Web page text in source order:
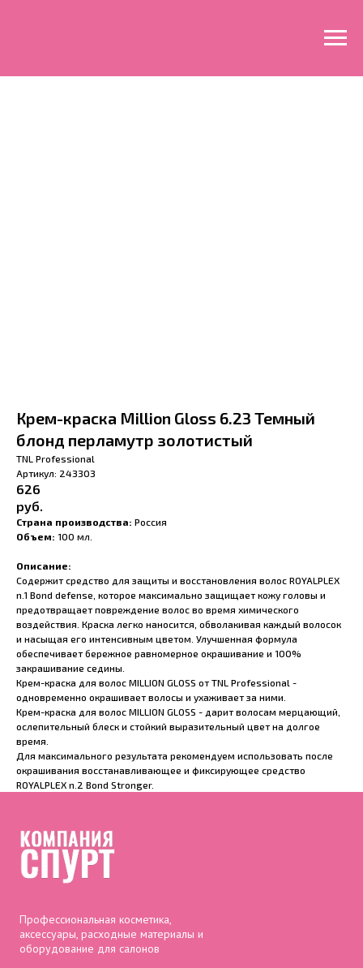
Крем-краска Million Gloss 6.23 Темный
блонд перламутр золотистый
TNL Professional
Артикул: 243303
626
руб.
Страна производства: Россия
Объем: 100 мл.
Описание:
Содержит средство для защиты и восстановления волос ROYALPLEX
n.1 Bond defense, которое максимально защищает кожу головы и
предотвращает повреждение волос во время химического
воздействия. Краска легко наносится, обволакивая каждый волосок
и насыщая его интенсивным цветом. Улучшенная формула
обеспечивает бережное равномерное окрашивание и 100%
закрашивание седины.
Крем-краска для волос MILLION GLOSS от TNL Professional -
одновременно окрашивает волосы и ухаживает за ними.
Крем-краска для волос MILLION GLOSS - дарит волосам мерцающий,
ослепительный блеск и стойкий выразительный цвет на долгое
время.
Для максимального результата рекомендуем использовать после
окрашивания восстанавливающее и фиксирующее средство
ROYALPLEX n.2 Bond Stronger.
Профессиональная косметика,
аксессуары, расходные материалы и
оборудование для салонов